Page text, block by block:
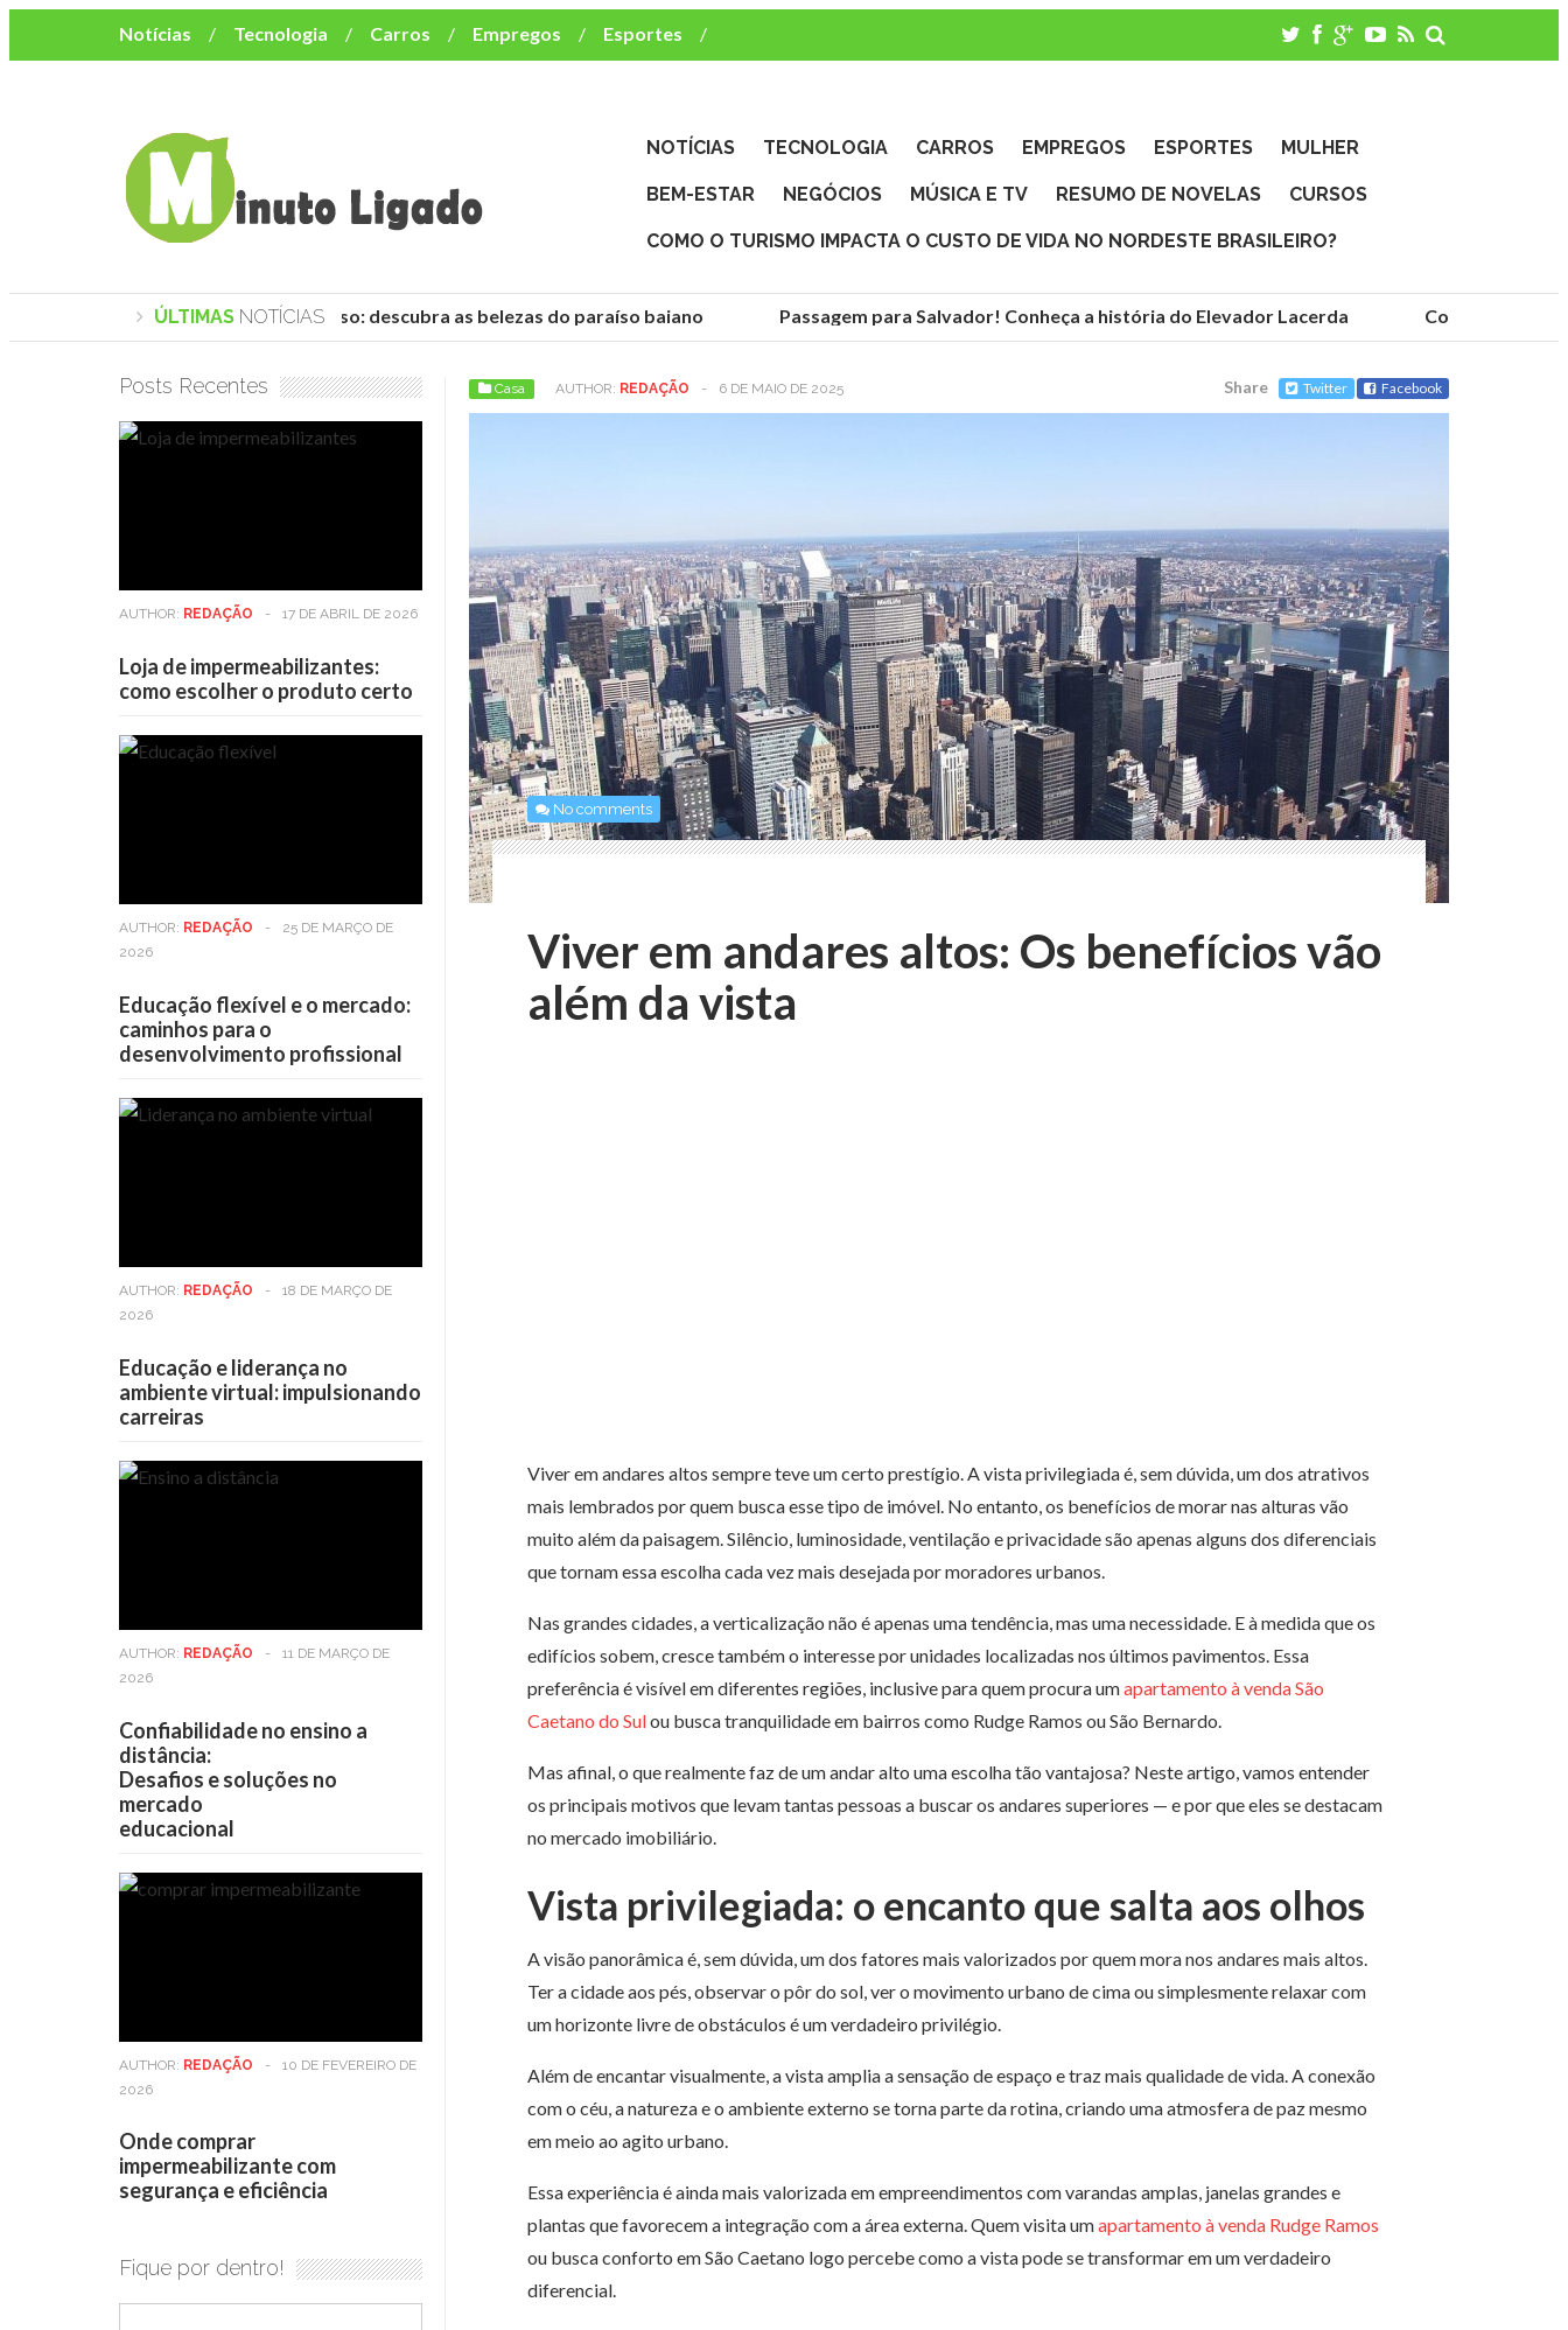
Notícias Tecnologia Carros Empregos
Esportes
Mulher
Bem-Estar Negócios
Música e TV
NOTÍCIAS TECNOLOGIA CARROS EMPREGOS ESPORTES MULHER
BEM-ESTAR NEGÓCIOS MÚSICA E TV RESUMO DE NOVELAS CURSOS
COMO O TURISMO IMPACTA O CUSTO DE VIDA NO NORDESTE BRASILEIRO?
ÚLTIMAS NOTÍCIAS
Praias de Trancoso: descubra as belezas do paraíso baiano Passagem para Salvador! Conheça a história do Elevador Lacerda Conheça as
Casa AUTHOR: REDAÇÃO - 6 DE MAIO DE 2025 Share Twitter Facebook
No comments
Viver em andares altos: Os benefícios vão
além da vista
Viver em andares altos sempre teve um certo prestígio. A vista privilegiada é, sem dúvida, um dos atrativos
mais lembrados por quem busca esse tipo de imóvel. No entanto, os benefícios de morar nas alturas vão
muito além da paisagem. Silêncio, luminosidade, ventilação e privacidade são apenas alguns dos diferenciais
que tornam essa escolha cada vez mais desejada por moradores urbanos.
Nas grandes cidades, a verticalização não é apenas uma tendência, mas uma necessidade. E à medida que os
edifícios sobem, cresce também o interesse por unidades localizadas nos últimos pavimentos. Essa
preferência é visível em diferentes regiões, inclusive para quem procura umapartamento à venda São
Caetano do Sulou busca tranquilidade em bairros como Rudge Ramos ou São Bernardo.
Mas afinal, o que realmente faz de um andar alto uma escolha tão vantajosa? Neste artigo, vamos entender
os principais motivos que levam tantas pessoas a buscar os andares superiores — e por que eles se destacam
no mercado imobiliário.
Vista privilegiada: o encanto que salta aos olhos
A visão panorâmica é, sem dúvida, um dos fatores mais valorizados por quem mora nos andares mais altos.
Ter a cidade aos pés, observar o pôr do sol, ver o movimento urbano de cima ou simplesmente relaxar com
um horizonte livre de obstáculos é um verdadeiro privilégio.
Além de encantar visualmente, a vista amplia a sensação de espaço e traz mais qualidade de vida. A conexão
com o céu, a natureza e o ambiente externo se torna parte da rotina, criando uma atmosfera de paz mesmo
em meio ao agito urbano.
Essa experiência é ainda mais valorizada em empreendimentos com varandas amplas, janelas grandes e
plantas que favorecem a integração com a área externa. Quem visita umapartamento à venda Rudge Ramos
ou busca conforto em São Caetano logo percebe como a vista pode se transformar em um verdadeiro
diferencial.
Posts Recentes
AUTHOR: REDAÇÃO - 17 DE ABRIL DE 2026
Loja de impermeabilizantes:
como escolher o produto certo
AUTHOR: REDAÇÃO -
25 DE MARÇO DE
2026
Educação flexível e o mercado:
caminhos para o
desenvolvimento profissional
AUTHOR: REDAÇÃO -
18 DE MARÇO DE
2026
Educação e liderança no
ambiente virtual: impulsionando
carreiras
AUTHOR: REDAÇÃO -
11 DE MARÇO DE
2026
Confiabilidade no ensino a
distância:
Desafios e soluções no
mercado
educacional
AUTHOR: REDAÇÃO -
10 DE FEVEREIRO DE
2026
Onde comprar
impermeabilizante com
segurança e eficiência
Fique por dentro!